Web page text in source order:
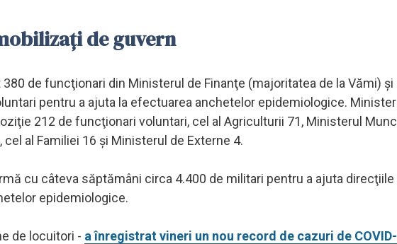
de guvern
de funcţionari din Ministerul de Finanţe (majoritatea de la Vămi) şi
pentru a ajuta la efectuarea anchetelor epidemiologice.
212 de funcţionari voluntari, cel al Agriculturii 71, Ministerul
al Familiei 16 şi Ministerul de Externe 4.
cu câteva săptămâni circa 4.400 de militari pentru a ajuta direcţiile
epidemiologice.
de locuitori - a înregistrat vineri un nou record de cazuri de